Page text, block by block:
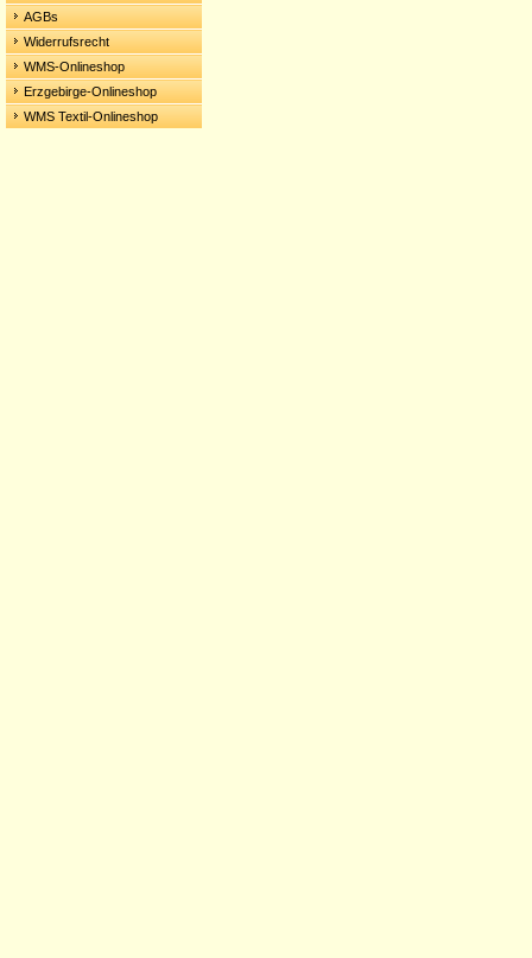
AGBs
Widerrufsrecht
WMS-Onlineshop
Erzgebirge-Onlineshop
WMS Textil-Onlineshop